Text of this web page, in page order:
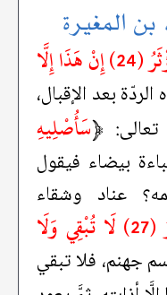
المغيرة
فَقَالَ إِنْ هَذَا إِلَّا سِحْرٌ يُؤْثَرُ (24) إِنْ هَذَا إِلَّا
الردّة بعد الإقبال،
﴿سَأُصْلِيهِ
بيضاء فيقول
عناد وشقاء
وَمَا أَدْرَاكَ مَا سَقَرُ (27) لَا تُبْقِي وَلَا
جهنم، فلا تبقي